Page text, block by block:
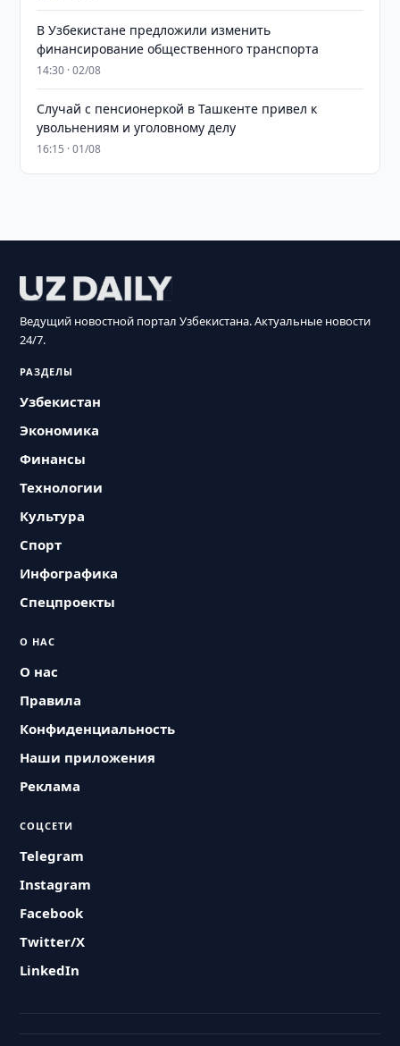
В Узбекистане предложили изменить
финансирование общественного транспорта
14:30 · 02/08
Случай с пенсионеркой в Ташкенте привел к
увольнениям и уголовному делу
16:15 · 01/08
Ведущий новостной портал Узбекистана. Актуальные новости
24/7.
РАЗДЕЛЫ
Узбекистан
Экономика
Финансы
Технологии
Культура
Спорт
Инфографика
Спецпроекты
О НАС
О нас
Правила
Конфиденциальность
Наши приложения
Реклама
СОЦСЕТИ
Telegram
Instagram
Facebook
Twitter/X
LinkedIn